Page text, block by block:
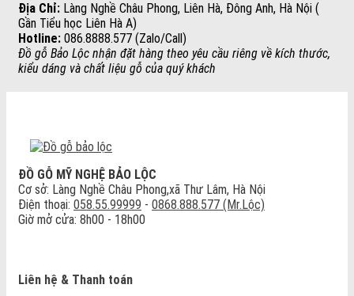
Địa Chỉ: Làng Nghề Châu Phong, Liên Hà, Đông Anh, Hà Nội (
Gần Tiểu học Liên Hà A)
Hotline: 086.8888.577 (Zalo/Call)
Đồ gỗ Bảo Lộc nhận đặt hàng theo yêu cầu riêng về kích thước,
kiểu dáng và chất liệu gỗ của quý khách
ĐỒ GỖ MỸ NGHỆ BẢO LỘC
Cơ sở: Làng Nghề Châu Phong,xã Thư Lâm, Hà Nội
Điện thoại: 058.55.99999 - 0868.888.577 (Mr.Lộc)
Giờ mở cửa: 8h00 - 18h00
Liên hệ & Thanh toán